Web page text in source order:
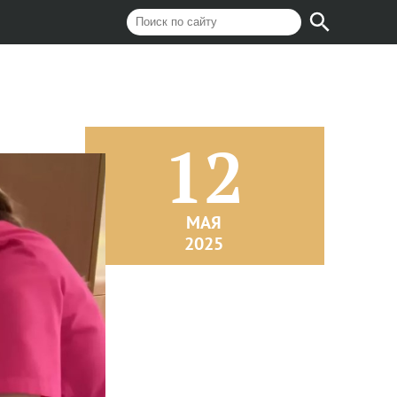
12
МАЯ
2025